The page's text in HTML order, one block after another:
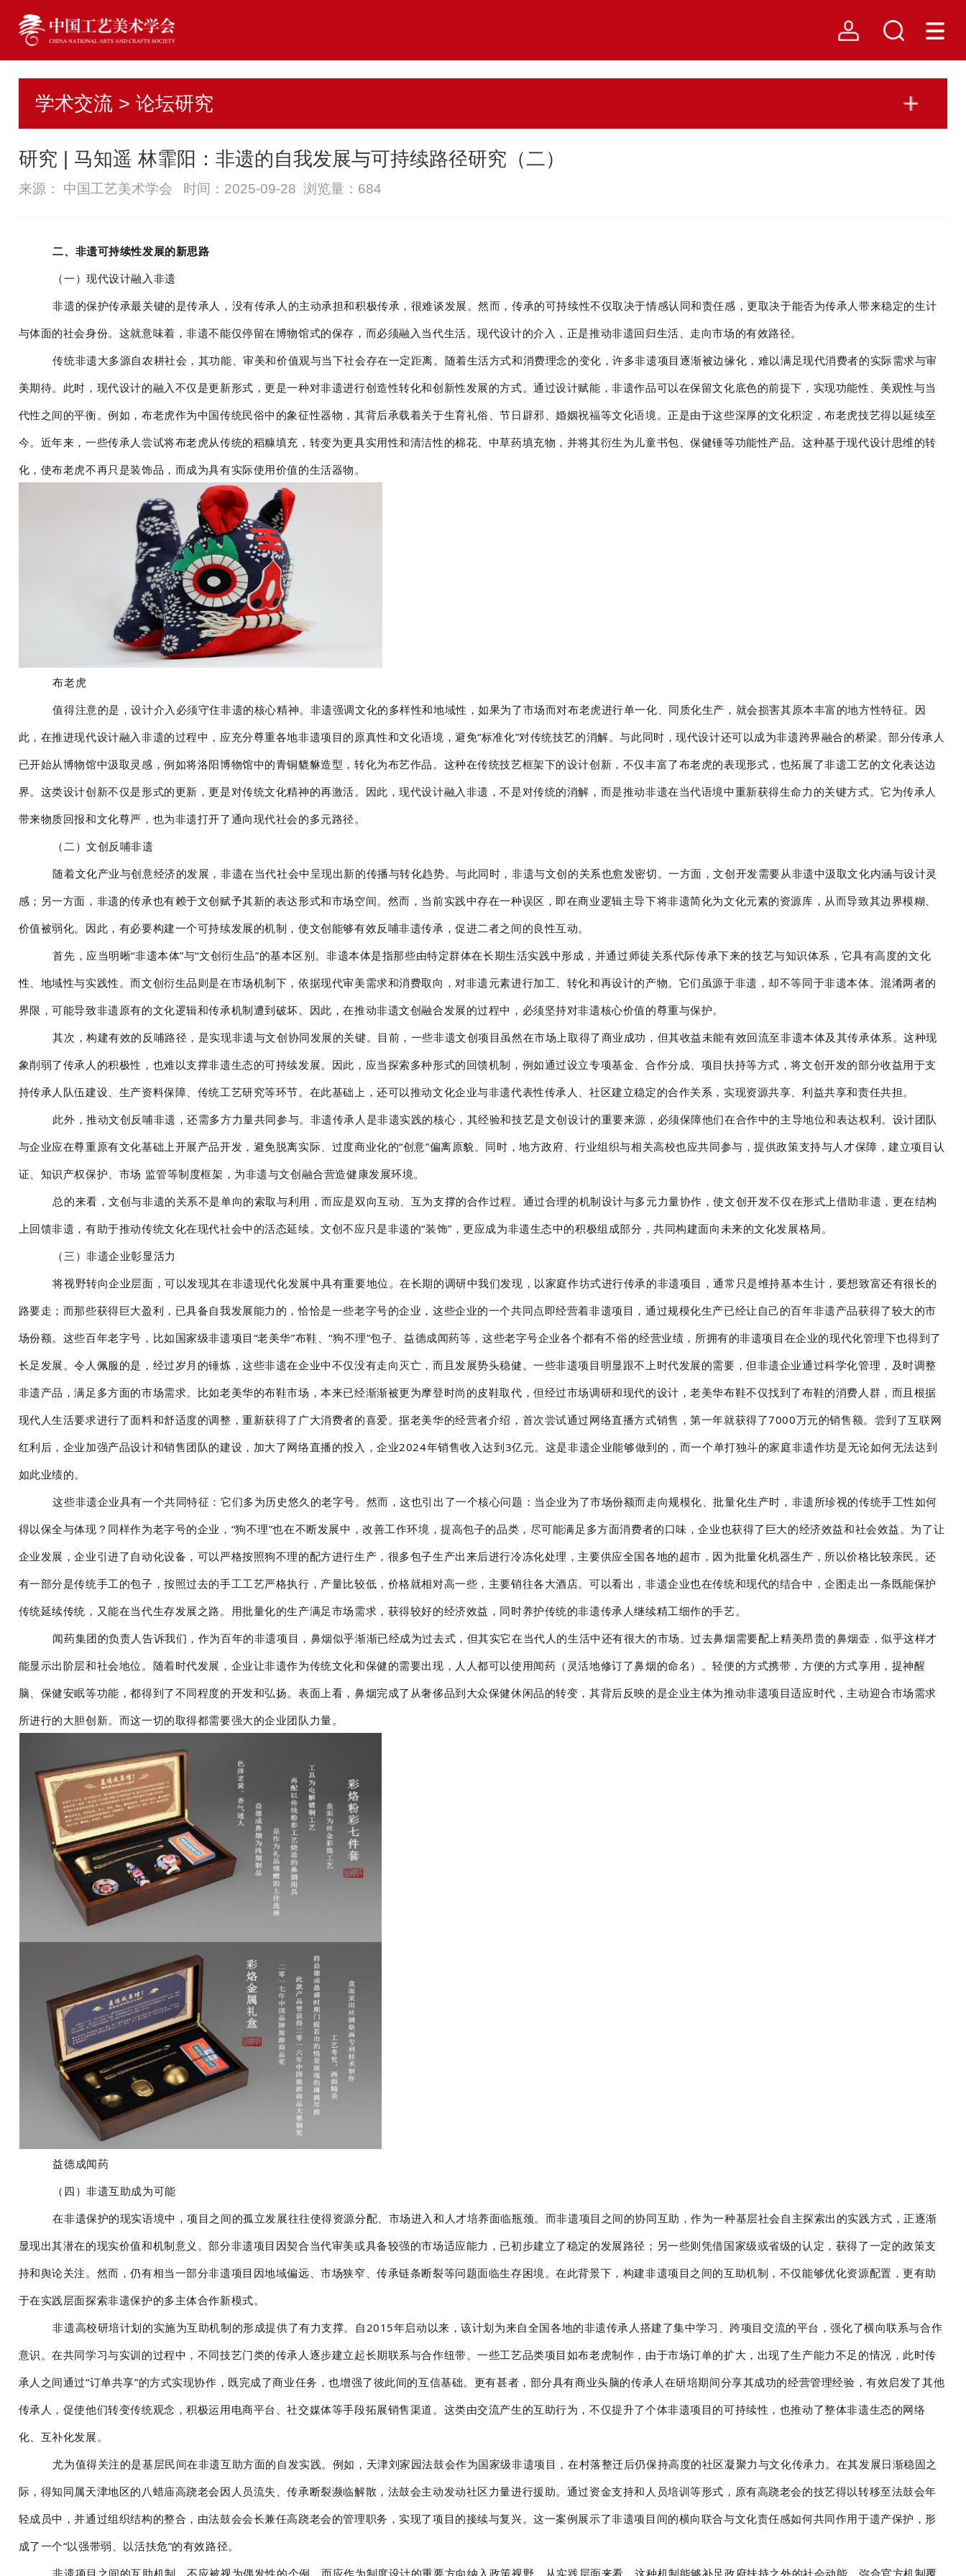
学术交流 > 论坛研究
研究 | 马知遥 林霏阳：非遗的自我发展与可持续路径研究（二）
来源： 中国工艺美术学会 时间：2025-09-28 浏览量： 684
二、非遗可持续性发展的新思路
（一）现代设计融入非遗
非遗的保护传承最关键的是传承人，没有传承人的主动承担和积极传承，很难谈发展。然而，传承的可持续性不仅取决于情感认同和责任感，更取决于能否为传承人带来稳定的生计
与体面的社会身份。这就意味着，非遗不能仅停留在博物馆式的保存，而必须融入当代生活。现代设计的介入，正是推动非遗回归生活、走向市场的有效路径。
传统非遗大多源自农耕社会，其功能、审美和价值观与当下社会存在一定距离。随着生活方式和消费理念的变化，许多非遗项目逐渐被边缘化，难以满足现代消费者的实际需求与审
美期待。此时，现代设计的融入不仅是更新形式，更是一种对非遗进行创造性转化和创新性发展的方式。通过设计赋能，非遗作品可以在保留文化底色的前提下，实现功能性、美观性与当
代性之间的平衡。例如，布老虎作为中国传统民俗中的象征性器物，其背后承载着关于生育礼俗、节日辟邪、婚姻祝福等文化语境。正是由于这些深厚的文化积淀，布老虎技艺得以延续至
今。近年来，一些传承人尝试将布老虎从传统的稻糠填充，转变为更具实用性和清洁性的棉花、中草药填充物，并将其衍生为儿童书包、保健锤等功能性产品。这种基于现代设计思维的转
化，使布老虎不再只是装饰品，而成为具有实际使用价值的生活器物。
布老虎
值得注意的是，设计介入必须守住非遗的核心精神。非遗强调文化的多样性和地域性，如果为了市场而对布老虎进行单一化、同质化生产，就会损害其原本丰富的地方性特征。因
此，在推进现代设计融入非遗的过程中，应充分尊重各地非遗项目的原真性和文化语境，避免“标准化”对传统技艺的消解。与此同时，现代设计还可以成为非遗跨界融合的桥梁。部分传承人
已开始从博物馆中汲取灵感，例如将洛阳博物馆中的青铜貔貅造型，转化为布艺作品。这种在传统技艺框架下的设计创新，不仅丰富了布老虎的表现形式，也拓展了非遗工艺的文化表达边
界。这类设计创新不仅是形式的更新，更是对传统文化精神的再激活。因此，现代设计融入非遗，不是对传统的消解，而是推动非遗在当代语境中重新获得生命力的关键方式。它为传承人
带来物质回报和文化尊严，也为非遗打开了通向现代社会的多元路径。
（二）文创反哺非遗
随着文化产业与创意经济的发展，非遗在当代社会中呈现出新的传播与转化趋势。与此同时，非遗与文创的关系也愈发密切。一方面，文创开发需要从非遗中汲取文化内涵与设计灵
感；另一方面，非遗的传承也有赖于文创赋予其新的表达形式和市场空间。然而，当前实践中存在一种误区，即在商业逻辑主导下将非遗简化为文化元素的资源库，从而导致其边界模糊、
价值被弱化。因此，有必要构建一个可持续发展的机制，使文创能够有效反哺非遗传承，促进二者之间的良性互动。
首先，应当明晰“非遗本体”与“文创衍生品”的基本区别。非遗本体是指那些由特定群体在长期生活实践中形成，并通过师徒关系代际传承下来的技艺与知识体系，它具有高度的文化
性、地域性与实践性。而文创衍生品则是在市场机制下，依据现代审美需求和消费取向，对非遗元素进行加工、转化和再设计的产物。它们虽源于非遗，却不等同于非遗本体。混淆两者的
界限，可能导致非遗原有的文化逻辑和传承机制遭到破坏。因此，在推动非遗文创融合发展的过程中，必须坚持对非遗核心价值的尊重与保护。
其次，构建有效的反哺路径，是实现非遗与文创协同发展的关键。目前，一些非遗文创项目虽然在市场上取得了商业成功，但其收益未能有效回流至非遗本体及其传承体系。这种现
象削弱了传承人的积极性，也难以支撑非遗生态的可持续发展。因此，应当探索多种形式的回馈机制，例如通过设立专项基金、合作分成、项目扶持等方式，将文创开发的部分收益用于支
持传承人队伍建设、生产资料保障、传统工艺研究等环节。在此基础上，还可以推动文化企业与非遗代表性传承人、社区建立稳定的合作关系，实现资源共享、利益共享和责任共担。
此外，推动文创反哺非遗，还需多方力量共同参与。非遗传承人是非遗实践的核心，其经验和技艺是文创设计的重要来源，必须保障他们在合作中的主导地位和表达权利。设计团队
与企业应在尊重原有文化基础上开展产品开发，避免脱离实际、过度商业化的“创意”偏离原貌。同时，地方政府、行业组织与相关高校也应共同参与，提供政策支持与人才保障，建立项目认
证、知识产权保护、市场 监管等制度框架，为非遗与文创融合营造健康发展环境。
总的来看，文创与非遗的关系不是单向的索取与利用，而应是双向互动、互为支撑的合作过程。通过合理的机制设计与多元力量协作，使文创开发不仅在形式上借助非遗，更在结构
上回馈非遗，有助于推动传统文化在现代社会中的活态延续。文创不应只是非遗的“装饰”，更应成为非遗生态中的积极组成部分，共同构建面向未来的文化发展格局。
（三）非遗企业彰显活力
将视野转向企业层面，可以发现其在非遗现代化发展中具有重要地位。在长期的调研中我们发现，以家庭作坊式进行传承的非遗项目，通常只是维持基本生计，要想致富还有很长的
路要走；而那些获得巨大盈利，已具备自我发展能力的，恰恰是一些老字号的企业，这些企业的一个共同点即经营着非遗项目，通过规模化生产已经让自己的百年非遗产品获得了较大的市
场份额。这些百年老字号，比如国家级非遗项目“老美华”布鞋、“狗不理”包子、益德成闻药等，这些老字号企业各个都有不俗的经营业绩，所拥有的非遗项目在企业的现代化管理下也得到了
长足发展。令人佩服的是，经过岁月的锤炼，这些非遗在企业中不仅没有走向灭亡，而且发展势头稳健。一些非遗项目明显跟不上时代发展的需要，但非遗企业通过科学化管理，及时调整
非遗产品，满足多方面的市场需求。比如老美华的布鞋市场，本来已经渐渐被更为摩登时尚的皮鞋取代，但经过市场调研和现代的设计，老美华布鞋不仅找到了布鞋的消费人群，而且根据
现代人生活要求进行了面料和舒适度的调整，重新获得了广大消费者的喜爱。据老美华的经营者介绍，首次尝试通过网络直播方式销售，第一年就获得了7000万元的销售额。尝到了互联网
红利后，企业加强产品设计和销售团队的建设，加大了网络直播的投入，企业2024年销售收入达到3亿元。这是非遗企业能够做到的，而一个单打独斗的家庭非遗作坊是无论如何无法达到
如此业绩的。
这些非遗企业具有一个共同特征：它们多为历史悠久的老字号。然而，这也引出了一个核心问题：当企业为了市场份额而走向规模化、批量化生产时，非遗所珍视的传统手工性如何
得以保全与体现？同样作为老字号的企业，“狗不理”也在不断发展中，改善工作环境，提高包子的品类，尽可能满足多方面消费者的口味，企业也获得了巨大的经济效益和社会效益。为了让
企业发展，企业引进了自动化设备，可以严格按照狗不理的配方进行生产，很多包子生产出来后进行冷冻化处理，主要供应全国各地的超市，因为批量化机器生产，所以价格比较亲民。还
有一部分是传统手工的包子，按照过去的手工工艺严格执行，产量比较低，价格就相对高一些，主要销往各大酒店。可以看出，非遗企业也在传统和现代的结合中，企图走出一条既能保护
传统延续传统，又能在当代生存发展之路。用批量化的生产满足市场需求，获得较好的经济效益，同时养护传统的非遗传承人继续精工细作的手艺。
闻药集团的负责人告诉我们，作为百年的非遗项目，鼻烟似乎渐渐已经成为过去式，但其实它在当代人的生活中还有很大的市场。过去鼻烟需要配上精美昂贵的鼻烟壶，似乎这样才
能显示出阶层和社会地位。随着时代发展，企业让非遗作为传统文化和保健的需要出现，人人都可以使用闻药（灵活地修订了鼻烟的命名）。轻便的方式携带，方便的方式享用，提神醒
脑、保健安眠等功能，都得到了不同程度的开发和弘扬。表面上看，鼻烟完成了从奢侈品到大众保健休闲品的转变，其背后反映的是企业主体为推动非遗项目适应时代，主动迎合市场需求
所进行的大胆创新。而这一切的取得都需要强大的企业团队力量。
益德成闻药
（四）非遗互助成为可能
在非遗保护的现实语境中，项目之间的孤立发展往往使得资源分配、市场进入和人才培养面临瓶颈。而非遗项目之间的协同互助，作为一种基层社会自主探索出的实践方式，正逐渐
显现出其潜在的现实价值和机制意义。部分非遗项目因契合当代审美或具备较强的市场适应能力，已初步建立了稳定的发展路径；另一些则凭借国家级或省级的认定，获得了一定的政策支
持和舆论关注。然而，仍有相当一部分非遗项目因地域偏远、市场狭窄、传承链条断裂等问题面临生存困境。在此背景下，构建非遗项目之间的互助机制，不仅能够优化资源配置，更有助
于在实践层面探索非遗保护的多主体合作新模式。
非遗高校研培计划的实施为互助机制的形成提供了有力支撑。自2015年启动以来，该计划为来自全国各地的非遗传承人搭建了集中学习、跨项目交流的平台，强化了横向联系与合作
意识。在共同学习与实训的过程中，不同技艺门类的传承人逐步建立起长期联系与合作纽带。一些工艺品类项目如布老虎制作，由于市场订单的扩大，出现了生产能力不足的情况，此时传
承人之间通过“订单共享”的方式实现协作，既完成了商业任务，也增强了彼此间的互信基础。更有甚者，部分具有商业头脑的传承人在研培期间分享其成功的经营管理经验，有效启发了其他
传承人，促使他们转变传统观念，积极运用电商平台、社交媒体等手段拓展销售渠道。这类由交流产生的互助行为，不仅提升了个体非遗项目的可持续性，也推动了整体非遗生态的网络
化、互补化发展。
尤为值得关注的是基层民间在非遗互助方面的自发实践。例如，天津刘家园法鼓会作为国家级非遗项目，在村落整迁后仍保持高度的社区凝聚力与文化传承力。在其发展日渐稳固之
际，得知同属天津地区的八蜡庙高跷老会因人员流失、传承断裂濒临解散，法鼓会主动发动社区力量进行援助。通过资金支持和人员培训等形式，原有高跷老会的技艺得以转移至法鼓会年
轻成员中，并通过组织结构的整合，由法鼓会会长兼任高跷老会的管理职务，实现了项目的接续与复兴。这一案例展示了非遗项目间的横向联合与文化责任感如何共同作用于遗产保护，形
成了一个“以强带弱、以活扶危”的有效路径。
非遗项目之间的互助机制，不应被视为偶发性的个例，而应作为制度设计的重要方向纳入政策视野。从实践层面来看，这种机制能够补足政府扶持之外的社会动能，弥合官方机制覆